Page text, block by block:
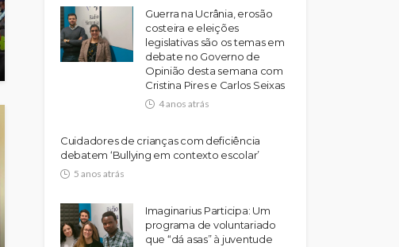
Guerra na Ucrânia, erosão
costeira e eleições
legislativas são os temas em
debate no Governo de
Opinião desta semana com
Cristina Pires e Carlos Seixas
4 anos atrás
Cuidadores de crianças com deficiência
debatem ‘Bullying em contexto escolar’
5 anos atrás
Imaginarius Participa: Um
programa de voluntariado
que “dá asas” à juventude